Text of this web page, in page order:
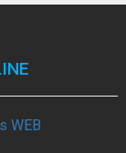
WEB